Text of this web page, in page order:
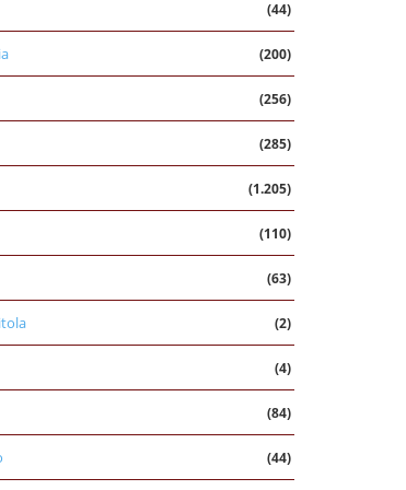
(44)
(200)
(256)
(285)
(1.205)
(110)
(63)
(2)
(4)
(84)
(44)